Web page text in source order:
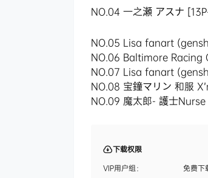
NO.04 一之瀬 アスナ
NO.05 Lisa fanart
NO.06 Baltimore Racing
NO.07 Lisa fanart
NO.08 宝鐘マリン 和服
NO.09 魔太郎- 護士
下载权限
VIP用户组：
免费下